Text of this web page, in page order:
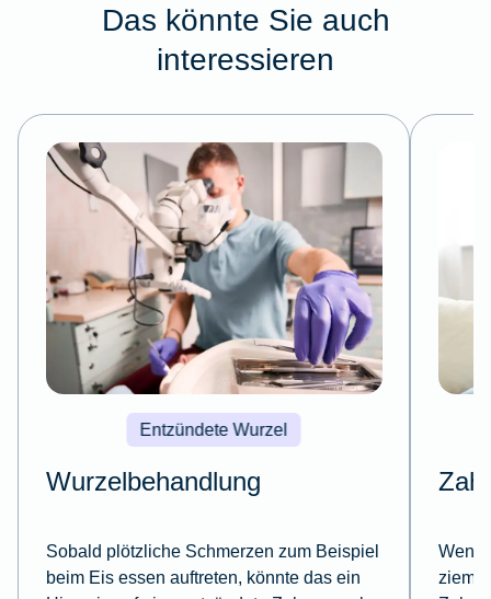
Das könnte Sie auch
interessieren
Entzündete Wurzel
Wurzelbehandlung
Sobald plötzliche Schmerzen zum Beispiel
beim Eis essen auftreten, könnte das ein
Wenn